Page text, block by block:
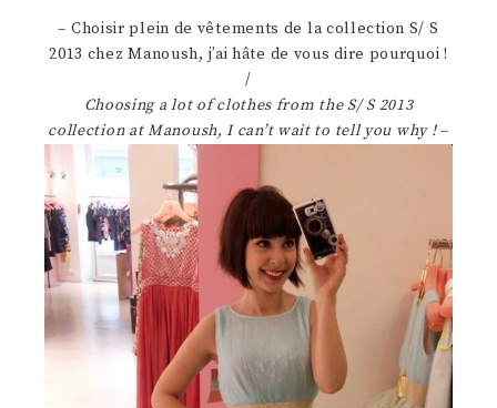
– Choisir plein de vêtements de la collection S/ S
2013 chez Manoush, j’ai hâte de vous dire pourquoi !
/
Choosing a lot of clothes from the S/ S 2013
collection at Manoush, I can’t wait to tell you why !–